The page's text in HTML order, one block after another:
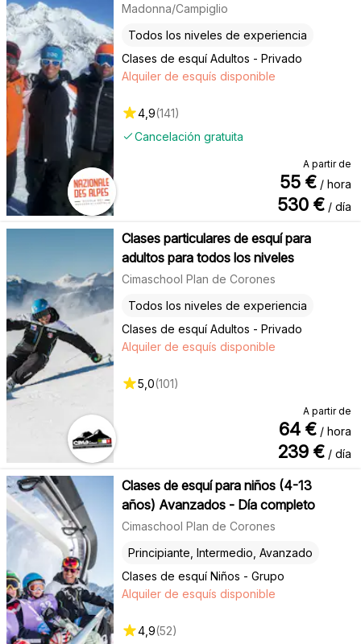
Madonna/Campiglio
Clases de esquí Adultos - Privado
Todos los niveles de experiencia
Cancelación gratuita
Alquiler de esquís disponible
4,9(141)
A partir de
55 € / hora
530 € / día
Clases particulares de esquí para
adultos para todos los niveles
Cimaschool Plan de Corones
Clases de esquí Adultos - Privado
Todos los niveles de experiencia
Alquiler de esquís disponible
5,0(101)
A partir de
64 € / hora
239 € / día
Clases de esquí para niños (4-13
años) Avanzados - Día completo
Cimaschool Plan de Corones
Clases de esquí Niños - Grupo
Principiante, Intermedio, Avanzado
Alquiler de esquís disponible
4,9(52)